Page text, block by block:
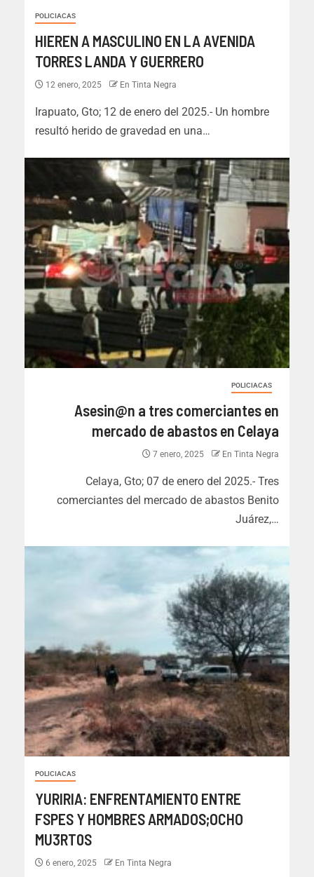
POLICIACAS
HIEREN A MASCULINO EN LA AVENIDA
TORRES LANDA Y GUERRERO
12 enero, 2025 En Tinta Negra
Irapuato, Gto; 12 de enero del 2025.- Un hombre
resultó herido de gravedad en una…
POLICIACAS
Asesin@n a tres comerciantes en
mercado de abastos en Celaya
7 enero, 2025 En Tinta Negra
Celaya, Gto; 07 de enero del 2025.- Tres
comerciantes del mercado de abastos Benito
Juárez,…
POLICIACAS
YURIRIA: ENFRENTAMIENTO ENTRE
FSPES Y HOMBRES ARMADOS;OCHO
MU3RT0S
6 enero, 2025 En Tinta Negra